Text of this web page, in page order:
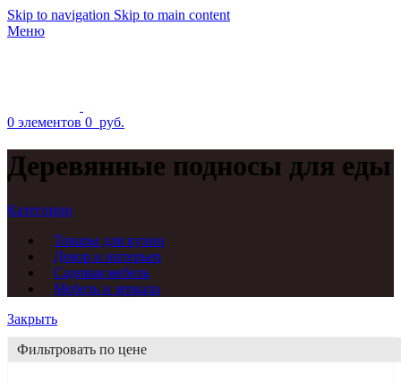
Skip to navigation Skip to main content
Меню
0 элементов 0 руб.
Деревянные подносы для еды
Категории
Товары для кухни
Декор и интерьер
Садовая мебель
Мебель и зеркала
Закрыть
Фильтровать по цене